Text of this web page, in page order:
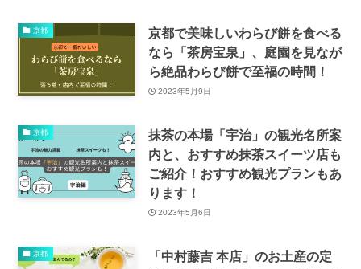
京都
京都で美味しいわらび餅を食べる
なら「茶房宝泉」、庭園を見なが
ら絶品わらび餅で至福の時間！
2023年5月9日
京都
抹茶の本場「宇治」の観光名所案
内と、おすすめ抹茶スイーツ店も
ご紹介！おすすめ観光プランもあ
ります！
2023年5月6日
京都
「中村藤吉 本店」のお土産の定